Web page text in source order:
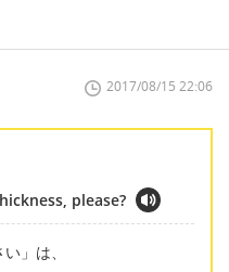
2017/08/15 22:06
please?
」は、